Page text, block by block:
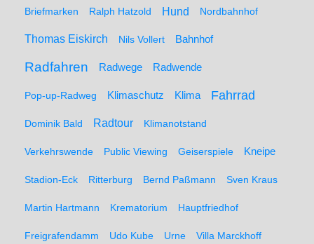
Briefmarken Ralph Hatzold Hund Nordbahnhof
Thomas Eiskirch Nils Vollert Bahnhof
Radfahren Radwege Radwende
Pop-up-Radweg Klimaschutz Klima Fahrrad
Dominik Bald Radtour Klimanotstand
Verkehrswende Public Viewing Geiserspiele Kneipe
Stadion-Eck Ritterburg Bernd Paßmann Sven Kraus
Martin Hartmann Krematorium Hauptfriedhof
Freigrafendamm Udo Kube Urne Villa Marckhoff